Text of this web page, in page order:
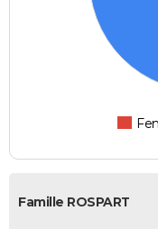
Famille ROSPART